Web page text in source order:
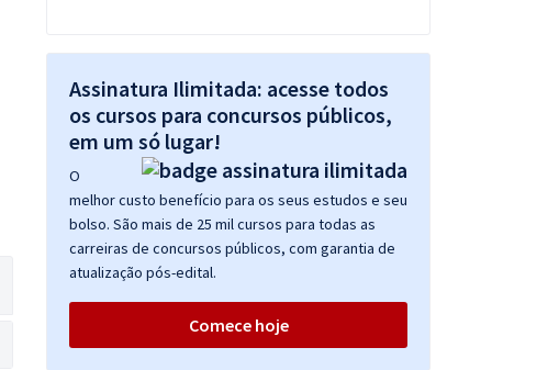
Assinatura Ilimitada: acesse todos
os cursos para concursos públicos,
em um só lugar!
O
melhor custo benefício para os seus estudos e seu
bolso. São mais de 25 mil cursos para todas as
carreiras de concursos públicos, com garantia de
atualização pós-edital.
Comece hoje